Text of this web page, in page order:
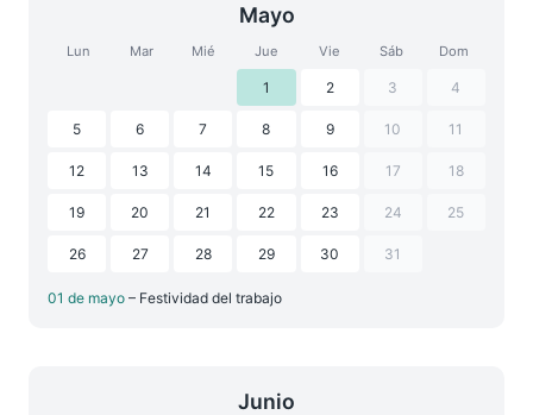
Mayo
Lun Mar Mié Jue Vie Sáb Dom
1 2 3 4
5 6 7 8 9 10 11
12 13 14 15 16 17 18
19 20 21 22 23 24 25
26 27 28 29 30 31
01 de mayo – Festividad del trabajo
Junio